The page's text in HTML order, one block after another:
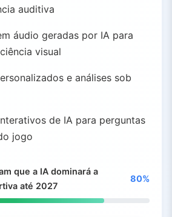
auditiva
áudio geradas por IA para
visual
e análises sob
de IA para perguntas
jogo
que a IA dominará a
até 2027
80%